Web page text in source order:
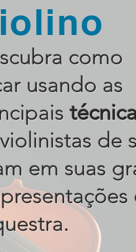
como
usando as
de
em suas
.